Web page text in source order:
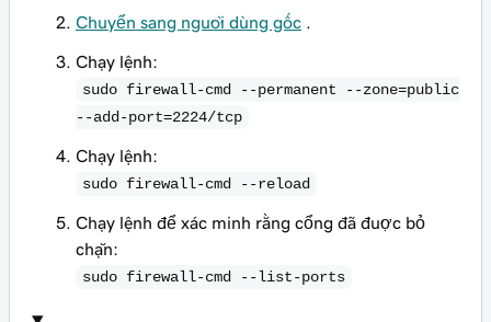
Chuyển sang người dùng gốc
Chạy lệnh:
sudo firewall-cmd --permanent --zone=public
--add-port=2224/tcp
Chạy lệnh:
sudo firewall-cmd --reload
Chạy lệnh để xác minh rằng cổng đã được bỏ
chặn:
sudo firewall-cmd --list-ports